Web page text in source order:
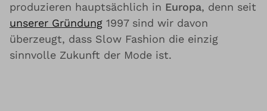
produzieren hauptsächlich in Europa, denn seit
unserer Gründung 1997 sind wir davon
überzeugt, dass Slow Fashion die einzig
sinnvolle Zukunft der Mode ist.